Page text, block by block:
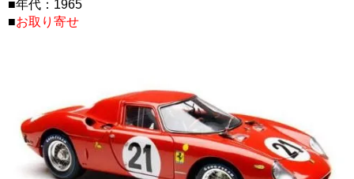
■年代：1965
■お取り寄せ